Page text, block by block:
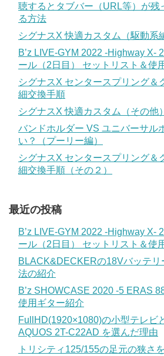
聴するとタブバー（URL等）が残
る方法
シグナスX 快適カスタム（駆動系
B’z LIVE-GYM 2022 -Highway X-
ール（2日目） セットリスト＆使
シグナスX センタースプリング＆
細交換手順
シグナスX 快適カスタム（その他）
バンドホルダー VS ユニバーサル
い？（プーリー編）
シグナスX センタースプリング＆
細交換手順（その２）
最近の投稿
B’z LIVE-GYM 2022 -Highway X-
ール（2日目） セットリスト＆使
BLACK&DECKERの18Vバッテリ
法の紹介
B’z SHOWCASE 2020 -5 ERAS
使用ギター紹介
FullHD(1920×1080)の小型テレビ
AQUOS 2T-C22AD を選んだ理由
トリシティ125/155の足元の狭さ